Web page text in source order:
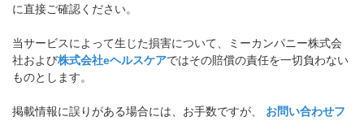
に直接ご確認ください。
当サービスによって生じた損害について、ミーカンパニー株式会
社および株式会社eヘルスケアではその賠償の責任を一切負わない
ものとします。
掲載情報に誤りがある場合には、お手数ですが、 お問い合わせフ